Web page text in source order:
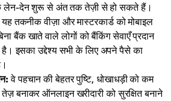
लेन-देन शुरू से अंत तक तेज़ी से हो सकते हैं।
यह तकनीक वीज़ा और मास्टरकार्ड को मोबाइल
बैंक खाते वाले लोगों को बैंकिंग सेवाएँ प्रदान
इसका उद्देश्य सभी के लिए अपने पैसे का
वे पहचान की बेहतर पुष्टि, धोखाधड़ी को कम
ऑनलाइन खरीदारी को सुरक्षित बनाने